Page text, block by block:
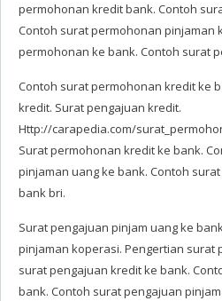
permohonan kredit bank. Contoh
Contoh surat permohonan pinjaman
permohonan ke bank. Contoh surat
Contoh surat permohonan kredit ke
kredit. Surat pengajuan kredit.
Http://carapedia.com/
Surat permohonan kredit ke bank.
pinjaman uang ke bank. Contoh
bank bri.
Surat pengajuan pinjam uang ke
pinjaman koperasi. Pengertian surat
surat pengajuan kredit ke bank.
bank. Contoh surat pengajuan